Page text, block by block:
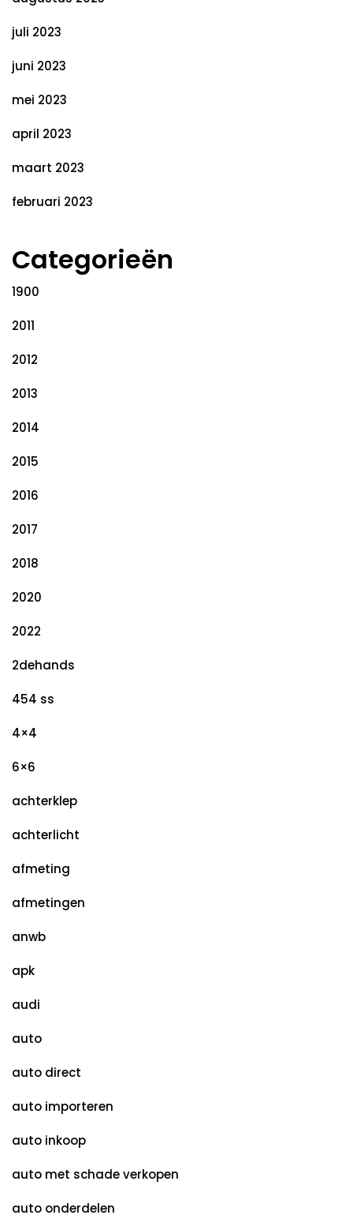
juli 2023
juni 2023
mei 2023
april 2023
maart 2023
februari 2023
Categorieën
1900
2011
2012
2013
2014
2015
2016
2017
2018
2020
2022
2dehands
454 ss
4×4
6×6
achterklep
achterlicht
afmeting
afmetingen
anwb
apk
audi
auto
auto direct
auto importeren
auto inkoop
auto met schade verkopen
auto onderdelen